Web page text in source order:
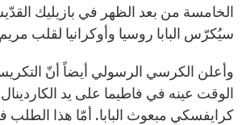
الخامسة من بعد الظهر في بازيليك
سيُكرّس البابا روسيا وأوكرانيا لقلب
وأعلن الكرسي الرسولي أيضاً أنّ
الوقت عينه في فاطيما على يد الكاردينال
كرايفسكي مبعوث البابا. أمّا هذا الطلب